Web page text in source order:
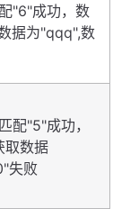
"6"成功，数
据为"qqq",数
配"5"成功，
取数据
失败